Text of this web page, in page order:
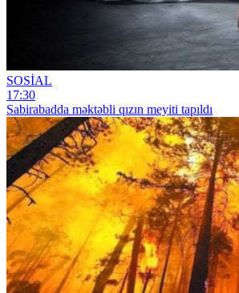
SOSİAL
17:30
Sabirabadda məktəbli qızın meyiti tapıldı